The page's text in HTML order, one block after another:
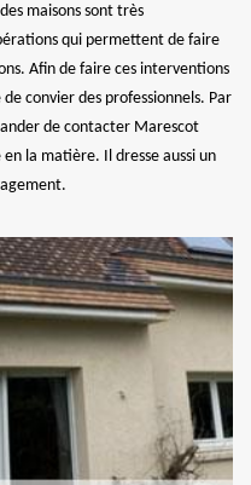
maisons sont très
qui permettent de faire
Afin de faire ces interventions
convier des professionnels. Par
de contacter Marescot
la matière. Il dresse aussi un